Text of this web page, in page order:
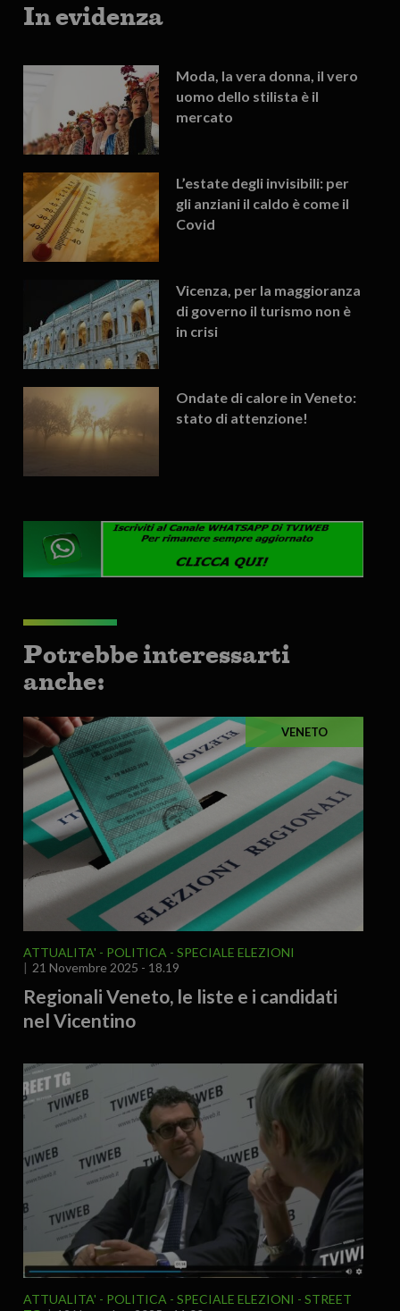
In evidenza
Moda, la vera donna, il vero
uomo dello stilista è il
mercato
L’estate degli invisibili: per
gli anziani il caldo è come il
Covid
Vicenza, per la maggioranza
di governo il turismo non è
in crisi
Ondate di calore in Veneto:
stato di attenzione!
Potrebbe interessarti
anche:
VENETO
ATTUALITA' POLITICA
SPECIALE ELEZIONI
21 Novembre 2025 - 18.19
Regionali Veneto, le liste e i candidati
nel Vicentino
ATTUALITA' POLITICA SPECIALE ELEZIONI
STREET